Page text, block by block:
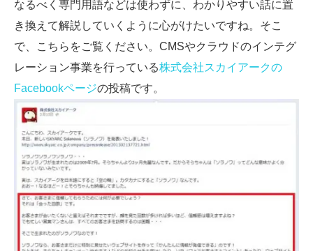
なるべく専門用語などは使わずに、わかりやすい話に置
き換えて解説していくように心がけたいですね。そこ
で、こちらをご覧ください。CMSやクラウドのインテグ
レーション事業を行っている株式会社スカイアークの
Facebookページの投稿です。